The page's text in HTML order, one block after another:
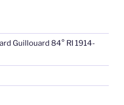
Guillouard 84° RI 1914-